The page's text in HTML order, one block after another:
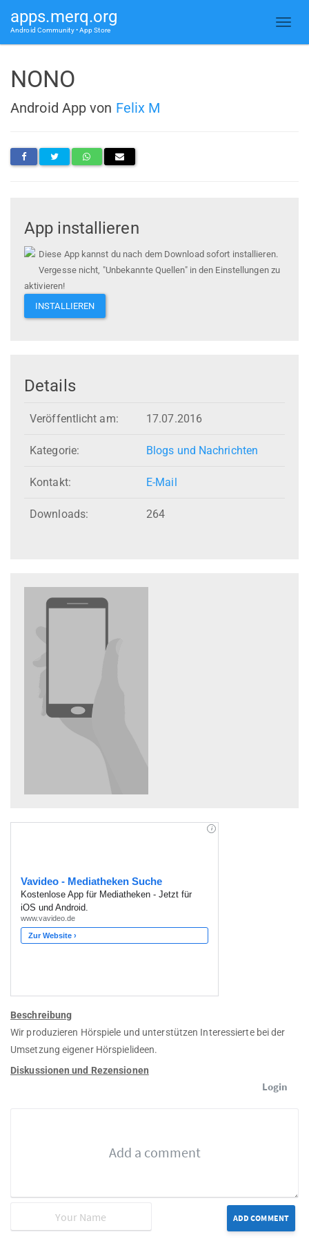
apps.merq.org
Android Community • App Store
NONO
Android App von Felix M
App installieren
Diese App kannst du nach dem Download sofort installieren.
Vergesse nicht, "Unbekannte Quellen" in den Einstellungen zu
aktivieren!
INSTALLIEREN
Details
Veröffentlicht am: 17.07.2016
Kategorie: Blogs und Nachrichten
Kontakt: E-Mail
Downloads: 264
Beschreibung
Wir produzieren Hörspiele und unterstützen Interessierte bei der
Umsetzung eigener Hörspielideen.
Diskussionen und Rezensionen
Login
ADD COMMENT